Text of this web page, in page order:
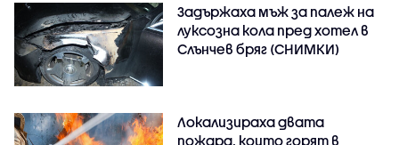
Задържаха мъж за палеж на
луксозна кола пред хотел в
Слънчев бряг (СНИМКИ)
Локализираха двата
пожара, които горят в